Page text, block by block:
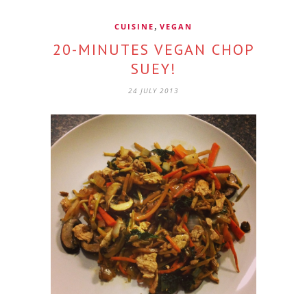
CUISINE , VEGAN
20-MINUTES VEGAN CHOP
SUEY!
24 JULY 2013